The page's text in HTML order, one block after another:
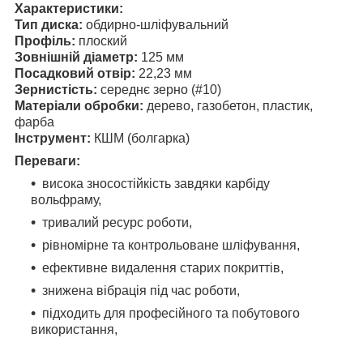
Характеристики:
Тип диска: обдирно-шліфувальний
Профіль: плоский
Зовнішній діаметр: 125 мм
Посадковий отвір: 22,23 мм
Зернистість: середнє зерно (#10)
Матеріали обробки: дерево, газобетон, пластик,
фарба
Інструмент: КШМ (болгарка)
Переваги:
висока зносостійкість завдяки карбіду
вольфраму,
тривалий ресурс роботи,
рівномірне та контрольоване шліфування,
ефективне видалення старих покриттів,
знижена вібрація під час роботи,
підходить для професійного та побутового
використання,